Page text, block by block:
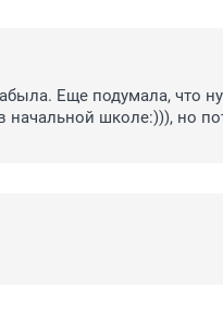
Еще подумала, что
начальной школе:))), но